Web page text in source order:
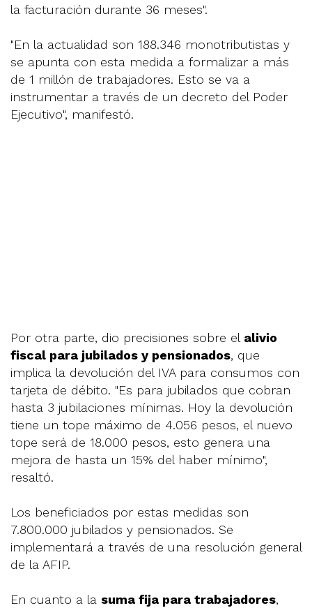
la facturación durante 36 meses".
"En la actualidad son 188.346 monotributistas y
se apunta con esta medida a formalizar a más
de 1 millón de trabajadores. Esto se va a
instrumentar a través de un decreto del Poder
Ejecutivo", manifestó.
Por otra parte, dio precisiones sobre el alivio
fiscal para jubilados y pensionados, que
implica la devolución del IVA para consumos con
tarjeta de débito. "Es para jubilados que cobran
hasta 3 jubilaciones mínimas. Hoy la devolución
tiene un tope máximo de 4.056 pesos, el nuevo
tope será de 18.000 pesos, esto genera una
mejora de hasta un 15% del haber mínimo",
resaltó.
Los beneficiados por estas medidas son
7.800.000 jubilados y pensionados. Se
implementará a través de una resolución general
de la AFIP.
En cuanto a la suma fija para trabajadores,